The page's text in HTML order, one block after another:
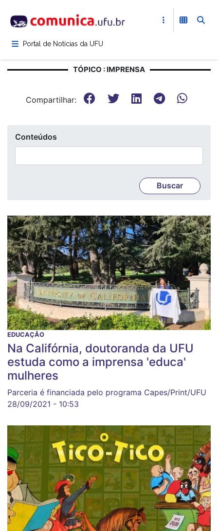
para
conteúdoPortal de Notícias da UFU
TÓPICO : IMPRENSA
Compartilhar:
Conteúdos
EDUCAÇÃO
Na Califórnia, doutoranda da UFU
estuda como a imprensa 'educa'
mulheres
Parceria é financiada pelo programa Capes/Print/UFU
28/09/2021 - 10:53